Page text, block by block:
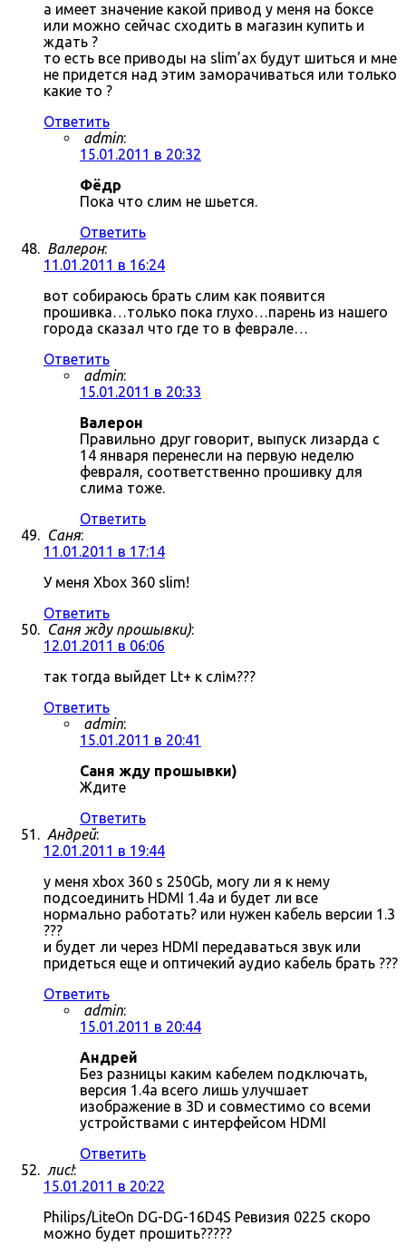
а имеет значение какой привод у меня на боксе
или можно сейчас сходить в магазин купить и
ждать ?
то есть все приводы на slim’ах будут шиться и мне
не придется над этим заморачиваться или только
какие то ?
Ответить
admin:
15.01.2011 в 20:32
Фёдр
Пока что слим не шьется.
Ответить
Валерон:
11.01.2011 в 16:24
вот собираюсь брать слим как появится
прошивка…только пока глухо…парень из нашего
города сказал что где то в феврале…
Ответить
admin:
15.01.2011 в 20:33
Валерон
Правильно друг говорит, выпуск лизарда с
14 января перенесли на первую неделю
февраля, соответственно прошивку для
слима тоже.
Ответить
Саня:
11.01.2011 в 17:14
У меня Xbox 360 slim!
Ответить
Саня жду прошывки):
12.01.2011 в 06:06
так тогда выйдет Lt+ к слім???
Ответить
admin:
15.01.2011 в 20:41
Саня жду прошывки)
Ждите
Ответить
Андрей:
12.01.2011 в 19:44
у меня xbox 360 s 250Gb, могу ли я к нему
подсоединить HDMI 1.4a и будет ли все
нормально работать? или нужен кабель версии 1.3
???
и будет ли через HDMI передаваться звук или
придеться еще и оптичекий аудио кабель брать ???
Ответить
admin:
15.01.2011 в 20:44
Андрей
Без разницы каким кабелем подключать,
версия 1.4a всего лишь улучшает
изображение в 3D и совместимо со всеми
устройствами с интерфейсом HDMI
Ответить
лис!:
15.01.2011 в 20:22
Philips/LiteOn DG-DG-16D4S Ревизия 0225 скоро
можно будет прошить?????